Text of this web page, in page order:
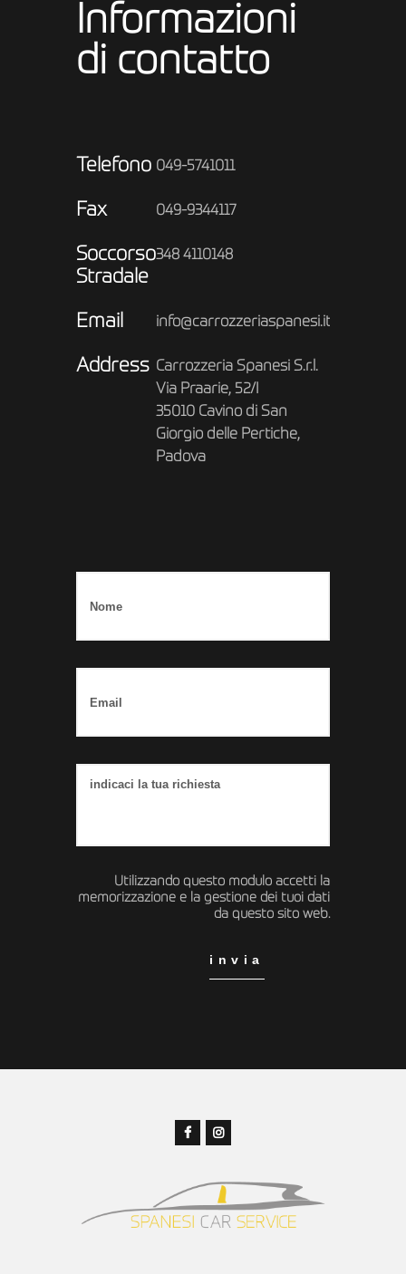
Informazioni
di contatto
Telefono 049-5741011
Fax 049-9344117
Soccorso
Stradale
348 4110148
Email info@carrozzeriaspanesi.it
Address Carrozzeria Spanesi S.r.l.
Via Praarie, 52/I
35010 Cavino di San
Giorgio delle Pertiche,
Padova
Utilizzando questo modulo accetti la
memorizzazione e la gestione dei tuoi dati
da questo sito web.